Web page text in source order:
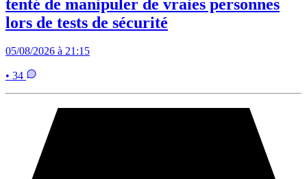
tenté de manipuler de vraies personnes
lors de tests de sécurité
05/08/2026 à 21:15
• 34